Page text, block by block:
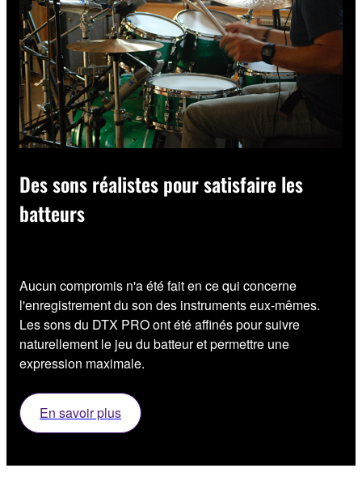
Des sons réalistes pour satisfaire les
batteurs
Aucun compromis n'a été fait en ce qui concerne
l'enregistrement du son des instruments eux-mêmes.
Les sons du DTX PRO ont été affinés pour suivre
naturellement le jeu du batteur et permettre une
expression maximale.
En savoir plus